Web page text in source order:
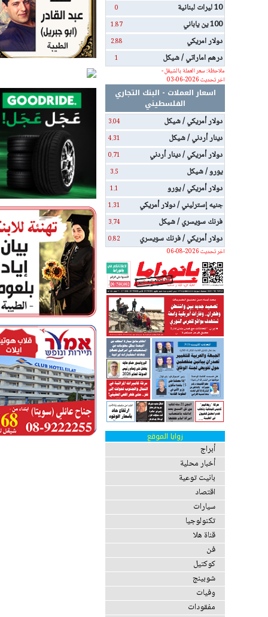
10 ليرات لبنانية 0
100 ين ياباني 1.87
دولار امريكي 2.88
درهم اماراتي / شيكل
1
ملاحظة: سعر العملة بالشيقل -
اخر تحديث 2026-06-03
اسعار العملات - البنك التجاري
الفلسطيني
دولار أمريكي / شيكل
3.04
دينار أردني / شيكل 4.31
دولار أمريكي / دينار أردني 0.71
يورو / شيكل 3.5
دولار أمريكي / يورو 1.1
جنيه إسترليني / دولار أمريكي 1.31
فرنك سويسري / شيكل 3.74
دولار أمريكي / فرنك سويسري
0.82
اخر تحديث 2026-08-06
زوايا الموقع
أبراج
أخبار محلية
بانيت توعية
اقتصاد
سيارات
تكنولوجيا
قناة هلا
فن
كوكتيل
شوبينج
وفيات
مفقودات